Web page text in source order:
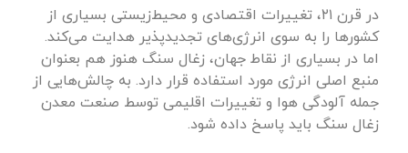
در قرن ۲۱، تغییرات اقتصادی و محیط‌زیستی بسیاری از
کشورها را به سوی انرژی‌های تجدیدپذیر هدایت می‌کند.
اما در بسیاری از نقاط جهان، زغال سنگ هنوز هم بعنوان
منبع اصلی انرژی مورد استفاده قرار دارد. به چالش‌هایی از
جمله آلودگی هوا و تغییرات اقلیمی توسط صنعت معدن
زغال سنگ باید پاسخ داده شود.